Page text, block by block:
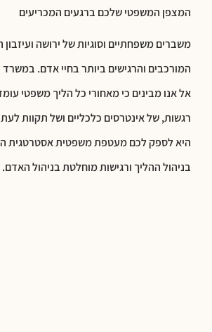
המצפן המשפטי שלכם ברגעים המכריעים
משברים משפחתיים וסוגיות של ירושה
המורכבים והרגישים ביותר בחיי אדם. במשרד
אל אנו מבינים כי מאחורי כל הליך משפטי
רגשות, של אינטרסים כלכליים ושל תקוות
היא לספק לכם מעטפת משפטית אסטרטגית
בניהול ההליך ורגישות מוחלטת בניהול האדם.